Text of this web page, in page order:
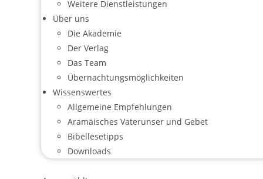
Weitere Dienstleistungen
Über uns
Die Akademie
Der Verlag
Das Team
Übernachtungsmöglichkeiten
Wissenswertes
Allgemeine Empfehlungen
Aramäisches Vaterunser und Gebet
Bibellesetipps
Downloads